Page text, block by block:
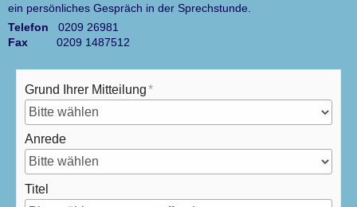
ein persönliches Gespräch in der Sprechstunde.
Telefon 0209 26981
Fax 0209 1487512
Grund Ihrer Mitteilung
Anrede
Titel